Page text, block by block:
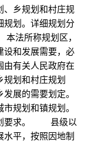
、乡规划和村庄规
规划。详细规划分
法所称规划区，
设和发展需要，必
由有关人民政府在
规划和村庄规划
展的需要划定。
规划和镇规划。
划要求。 县级以
水平，按照因地制